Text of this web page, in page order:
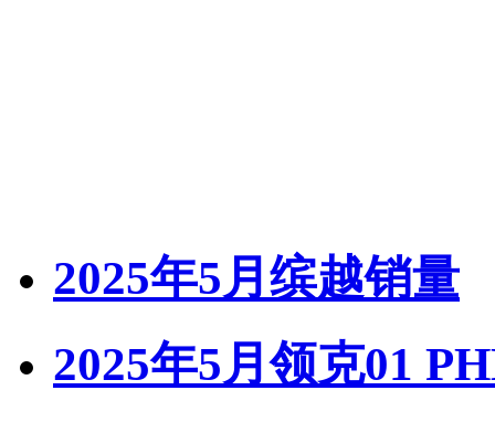
2025年5月缤越销量
2025年5月领克01